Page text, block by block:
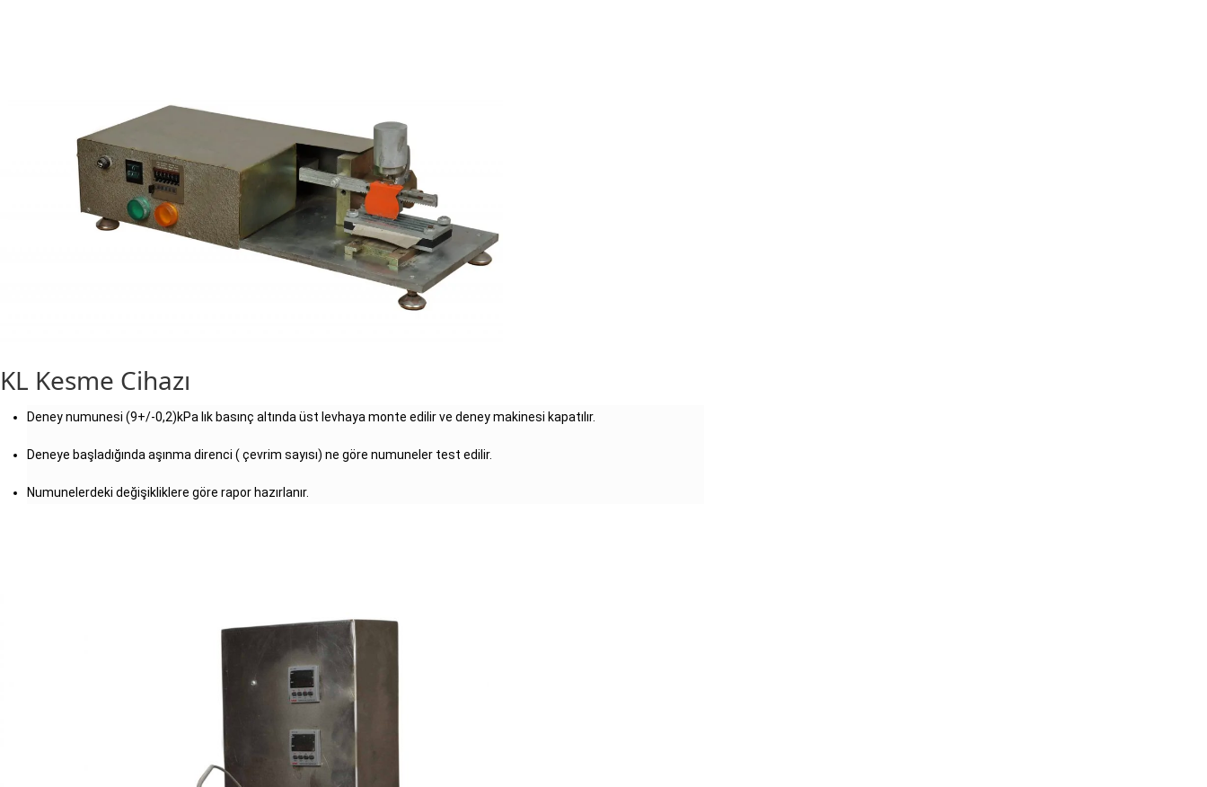
KL Kesme Cihazı
Deney numunesi (9+/-0,2)kPa lık basınç altında üst levhaya monte edilir ve deney makinesi kapatılır.
Deneye başladığında aşınma direnci ( çevrim sayısı) ne göre numuneler test edilir.
Numunelerdeki değişikliklere göre rapor hazırlanır.